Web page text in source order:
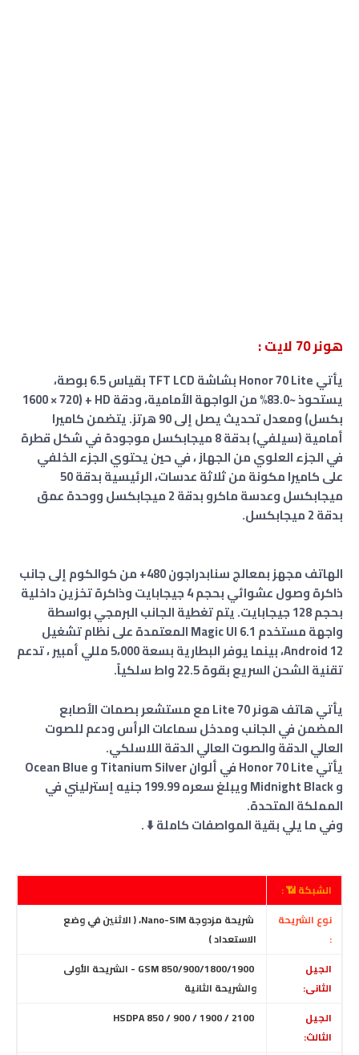
هونر 70 لايت :
يأتي Honor 70 Lite بشاشة TFT LCD بقياس 6.5 بوصة،
يستحوذ ~83.0% من الواجهة الأمامية، ودقة HD + (1600 × 720
بكسل) ومعدل تحديث يصل إلى 90 هرتز. يتضمن كاميرا
أمامية (سيلفي) بدقة 8 ميجابكسل موجودة في شكل قطرة
في الجزء العلوي من الجهاز ، في حين يحتوي الجزء الخلفي
على كاميرا مكونة من ثلاثة عدسات، الرئيسية بدقة 50
ميجابكسل وعدسة ماكرو بدقة 2 ميجابكسل ووحدة عمق
بدقة 2 ميجابكسل.
الهاتف مجهز بمعالج سنابدراجون 480+ من كوالكوم إلى جانب
ذاكرة وصول عشوائي بحجم 4 جيجابايت وذاكرة تخزين داخلية
بحجم 128 جيجابايت. يتم تغطية الجانب البرمجي بواسطة
واجهة مستخدم Magic UI 6.1 المعتمدة على نظام تشغيل
Android 12، بينما يوفر البطارية بسعة 5،000 مللي أمبير ، تدعم
تقنية الشحن السريع بقوة 22.5 واط سلكياً.
يأتي هاتف هونر 70 Lite مع مستشعر بصمات الأصابع
المضمن في الجانب ومدخل سماعات الرأس ودعم للصوت
العالي الدقة والصوت العالي الدقة اللاسلكي.
يأتي Honor 70 Lite في ألوان Titanium Silver و Ocean Blue
و Midnight Black ويبلغ سعره 199.99 جنيه إسترليني في
المملكة المتحدة.
وفي ما يلي بقية المواصفات كاملة ⬇️ .
الشبكة 📶 :
نوع الشريحة
:
شريحة مزدوجة Nano-SIM، ( الاثنين في وضع
الاستعداد )
الجيل
الثانى:
GSM 850/900/1800/1900 - الشريحة الأولى
والشريحة الثانية
الجيل
الثالث:
HSDPA 850 / 900 / 1900 / 2100